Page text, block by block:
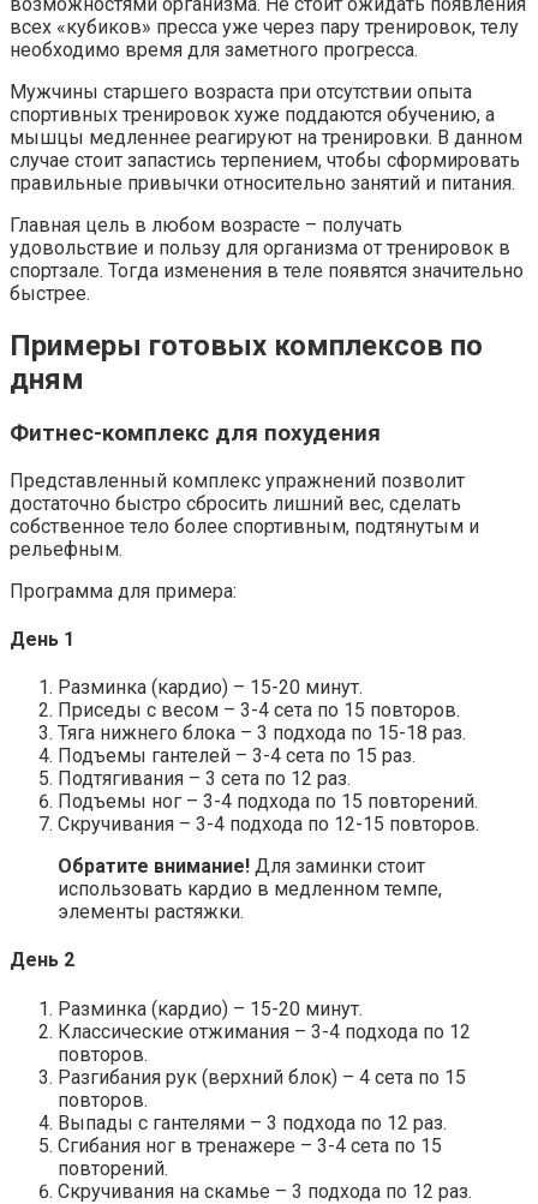
всех «кубиков» пресса уже через пару тренировок, телу
необходимо время для заметного прогресса.
Мужчины старшего возраста при отсутствии опыта
спортивных тренировок хуже поддаются обучению, а
мышцы медленнее реагируют на тренировки. В данном
случае стоит запастись терпением, чтобы сформировать
правильные привычки относительно занятий и питания.
Главная цель в любом возрасте – получать
удовольствие и пользу для организма от тренировок в
спортзале. Тогда изменения в теле появятся значительно
быстрее.
Примеры готовых комплексов по
дням
Фитнес-комплекс для похудения
Представленный комплекс упражнений позволит
достаточно быстро сбросить лишний вес, сделать
собственное тело более спортивным, подтянутым и
рельефным.
Программа для примера:
День 1
Разминка (кардио) – 15-20 минут.
Приседы с весом – 3-4 сета по 15 повторов.
Тяга нижнего блока – 3 подхода по 15-18 раз.
Подъемы гантелей – 3-4 сета по 15 раз.
Подтягивания – 3 сета по 12 раз.
Подъемы ног – 3-4 подхода по 15 повторений.
Скручивания – 3-4 подхода по 12-15 повторов.
Обратите внимание! Для заминки стоит
использовать кардио в медленном темпе,
элементы растяжки.
День 2
Разминка (кардио) – 15-20 минут.
Классические отжимания – 3-4 подхода по 12
повторов.
Разгибания рук (верхний блок) – 4 сета по 15
повторов.
Выпады с гантелями – 3 подхода по 12 раз.
Сгибания ног в тренажере – 3-4 сета по 15
повторений.
Скручивания на скамье – 3 подхода по 12 раз.